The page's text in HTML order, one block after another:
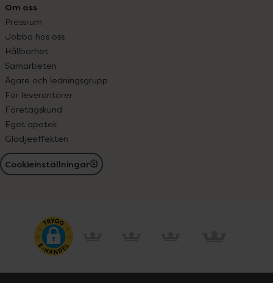
Om oss
Pressrum
Jobba hos oss
Hållbarhet
Samarbeten
Ägare och ledningsgrupp
För leverantörer
Företagskund
Eget apotek
Glädjeeffekten
Cookieinställningar